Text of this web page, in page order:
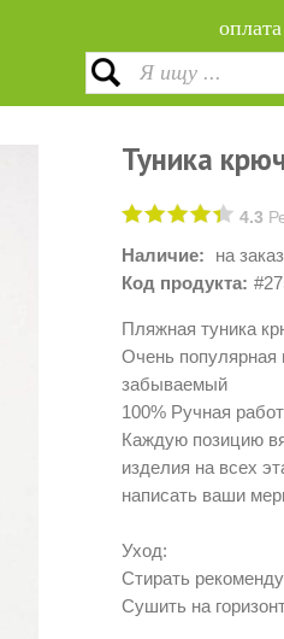
оплата
Туника
4.3
Наличие:
на
Код продукта:
Пляжная туника
Очень популярная
забываемый
100% Ручная
Каждую позицию
изделия на всех
написать ваши
Уход:
Стирать
Сушить на